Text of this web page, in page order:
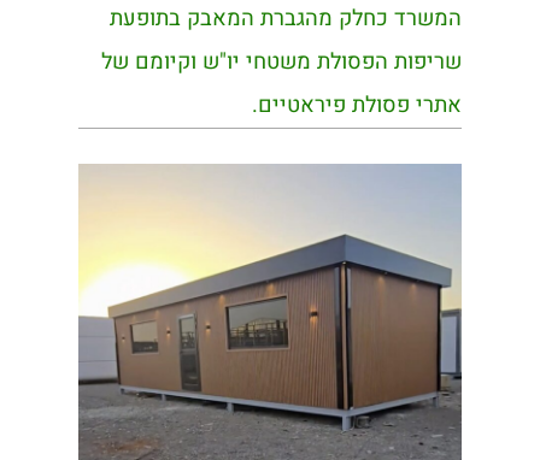
המשרד כחלק מהגברת המאבק בתופעת
שריפות הפסולת משטחי יו"ש וקיומם של
אתרי פסולת פיראטיים.